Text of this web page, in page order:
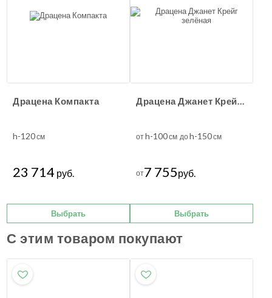
Драцена Компакта
h-120см
23 714 руб.
Выбрать
Драцена Джанет Крейг зелёная
отh-100см доh-150см
от7 755руб.
Выбрать
С этим товаром покупают